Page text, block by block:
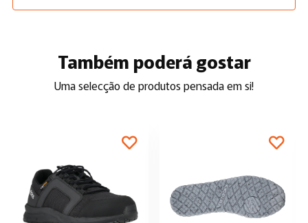
Também poderá gostar
Uma selecção de produtos pensada em si!